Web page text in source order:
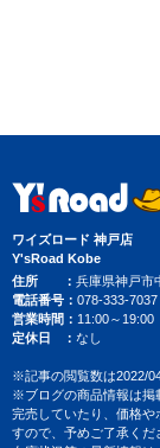
ワイズロード 神戸店
Y'sRoad Kobe
住所
兵庫県神戸市
電話番号
078-333-7037
営業時間
11:00～19:00
定休日
なし
※記事の閲覧数は2022/
※ブログの商品情報は掲
完売していたり、価格や
すので、予めご了承くだ